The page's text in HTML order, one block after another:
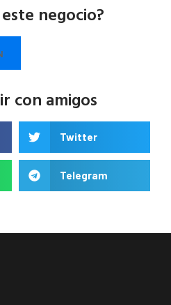
negocio?
con amigos
Twitter
Telegram